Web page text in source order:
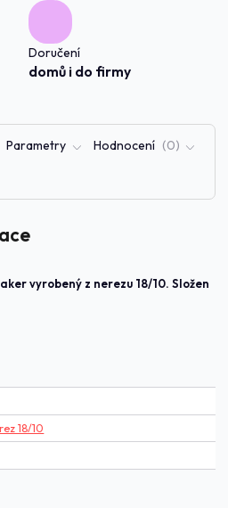
Doručení
domů i do firmy
Parametry Hodnocení 0
vyrobený z nerezu 18/10. Složen
18/10